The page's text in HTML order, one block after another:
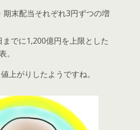
期末配当それぞれ3円ずつの増
でに1,200億円を上限とした
。
上がりしたようですね。